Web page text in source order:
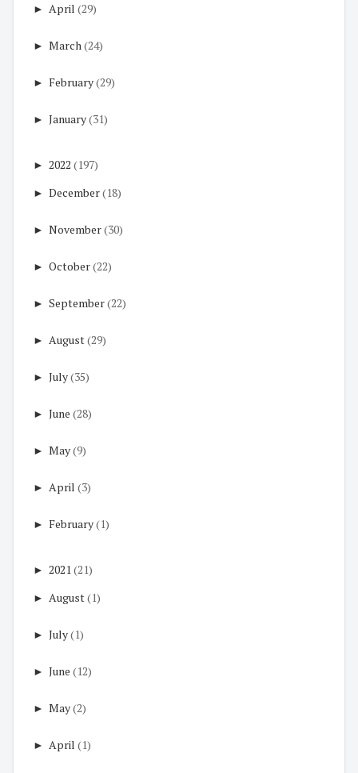
► April (29)
► March(24)
► February(29)
► January(31)
► 2022 (197)
► December(18)
► November(30)
► October(22)
► September(22)
► August(29)
► July(35)
► June (28)
► May(9)
► April (3)
► February(1)
► 2021 (21)
► August(1)
► July(1)
► June (12)
► May(2)
► April (1)